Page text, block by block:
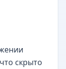
скрыто